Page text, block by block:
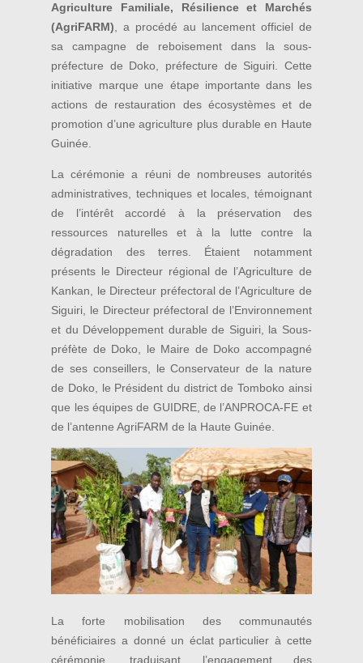
Agriculture Familiale, Résilience et Marchés
(AgriFARM) , a procédé au lancement officiel de
sa campagne de reboisement dans la sous-
préfecture de Doko, préfecture de Siguiri. Cette
initiative marque une étape importante dans les
actions de restauration des écosystèmes et de
promotion d’une agriculture plus durable en Haute
Guinée.
La cérémonie a réuni de nombreuses autorités
administratives, techniques et locales, témoignant
de l’intérêt accordé à la préservation des
ressources naturelles et à la lutte contre la
dégradation des terres. Étaient notamment
présents le Directeur régional de l’Agriculture de
Kankan, le Directeur préfectoral de l’Agriculture de
Siguiri, le Directeur préfectoral de l’Environnement
et du Développement durable de Siguiri, la Sous-
préfète de Doko, le Maire de Doko accompagné
de ses conseillers, le Conservateur de la nature
de Doko, le Président du district de Tomboko ainsi
que les équipes de GUIDRE, de l’ANPROCA-FE et
de l’antenne AgriFARM de la Haute Guinée.
La forte mobilisation des communautés
bénéficiaires a donné un éclat particulier à cette
cérémonie, traduisant l’engagement des